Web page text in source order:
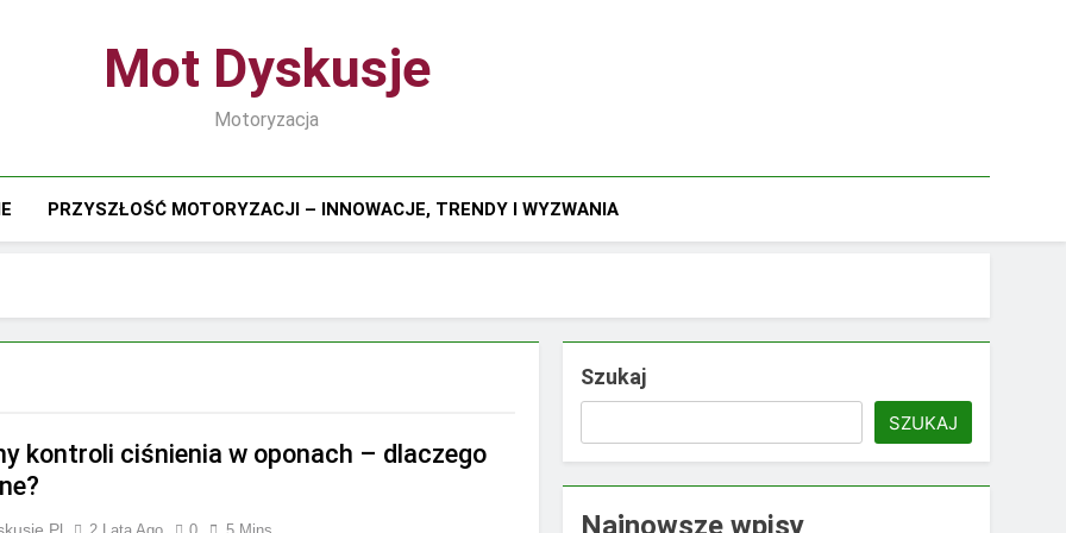
Mot Dyskusje
Motoryzacja
PRZYSZŁOŚĆ MOTORYZACJI – INNOWACJE, TRENDY I WYZWANIA
kontroli ciśnienia w oponach – dlaczego
Szukaj
SZUKAJ
Najnowsze wpisy